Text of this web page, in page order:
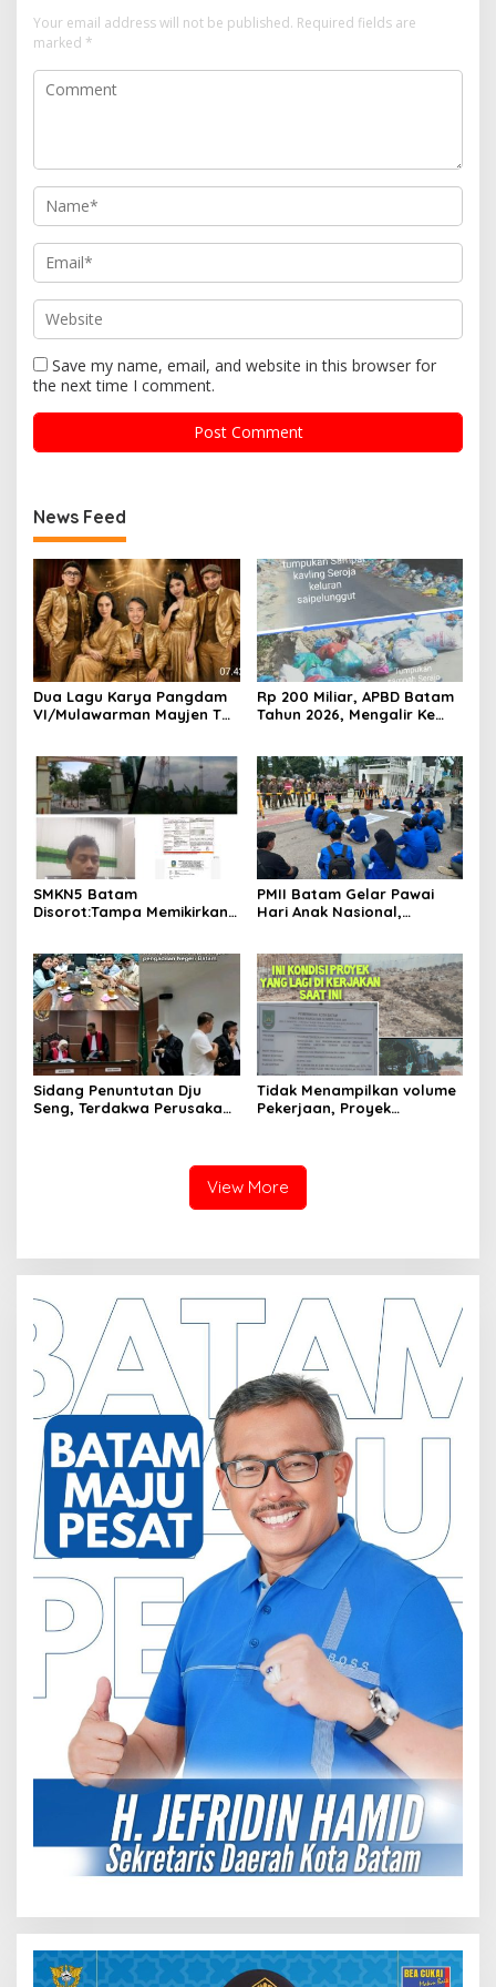
Your email address will not be published. Required fields are
marked *
Save my name, email, and website in this browser for
the next time I comment.
News Feed
Dua Lagu Karya Pangdam
VI/Mulawarman Mayjen TNI
Ke-81 RI
Rp 200 Miliar, APBD Batam
Tahun 2026, Mengalir Ke
Bereskan Sampah
SMKN5 Batam
Disorot:Tampa Memikirkan
Kepri, Ansar Ahmad
Komersilkan Lahan Sekolah
Untuk Pendirian Tower
PMII Batam Gelar Pawai
Hari Anak Nasional,
Kota Batam
Sidang Penuntutan Dju
Seng, Terdakwa Perusakan
Tidak Menampilkan volume
Pekerjaan, Proyek
Hermine Batu Aji, Di Sorot
View More